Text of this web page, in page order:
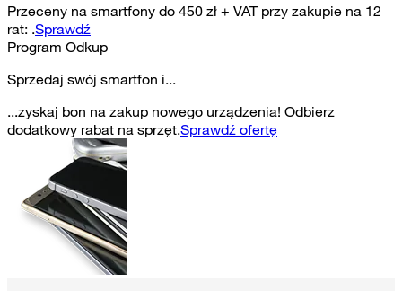
Przeceny na smartfony do 450 zł + VAT przy zakupie na 12
rat: .Sprawdź
Program Odkup
Sprzedaj swój smartfon i...
...zyskaj bon na zakup nowego urządzenia! Odbierz
dodatkowy rabat na sprzęt.Sprawdź ofertę